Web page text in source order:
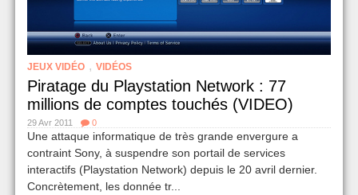
JEUX VIDÉO , VIDÉOS
Piratage du Playstation Network : 77
millions de comptes touchés (VIDEO)
29 Avr 2011 0
Une attaque informatique de très grande envergure a
contraint Sony, à suspendre son portail de services
interactifs (Playstation Network) depuis le 20 avril dernier.
Concrètement, les donnée tr...